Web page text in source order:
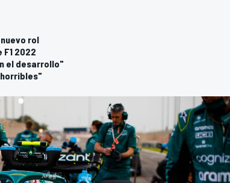
rol
2022
el desarrollo"